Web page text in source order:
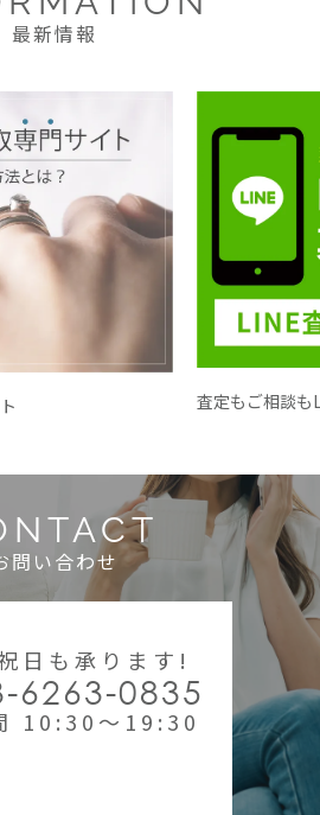
最新情報
査定もご相談も
問い合わせ
日も承ります!
6263-0835
10:30～19:30